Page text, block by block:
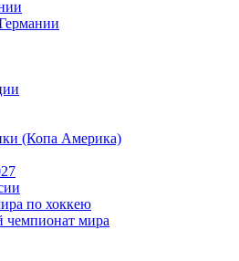
(Копа Америка)
по хоккею
мира